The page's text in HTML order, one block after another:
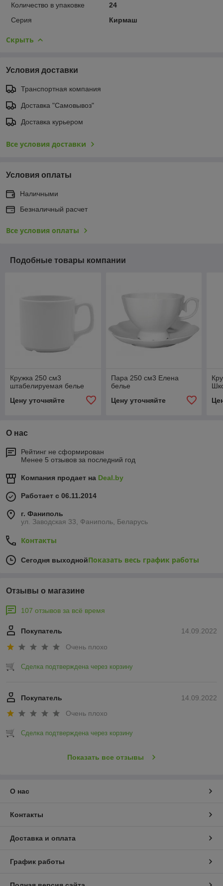
Количество в упаковке
24
Серия
Кирмаш
Скрыть
Условия доставки
Транспортная компания
Доставка "Самовывоз"
Доставка курьером
Все условия доставки
Условия оплаты
Наличными
Безналичный расчет
Все условия оплаты
Подобные товары компании
Кружка 250 см3
штабелируемая белье
Цену уточняйте
Пара 250 см3 Елена
белье
Цену уточняйте
О нас
Рейтинг не сформирован
Менее 5 отзывов за последний год
Компания продает на Deal.by
Работает с 06.11.2014
г. Фаниполь
ул. Заводская 33, Фаниполь, Беларусь
Контакты
Сегодня выходнойПоказать весь график работы
Отзывы о магазине
107 отзывов за всё время
14.09.2022
Покупатель
Очень плохо
Сделка подтверждена через корзину
14.09.2022
Покупатель
Очень плохо
Сделка подтверждена через корзину
Показать все отзывы
О нас
Контакты
Доставка и оплата
График работы